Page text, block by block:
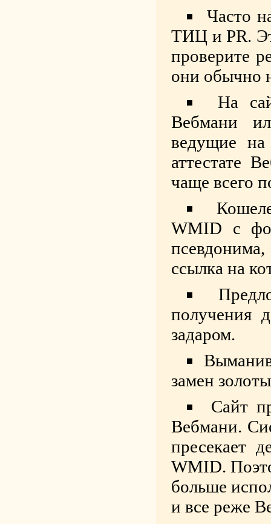
Часто
ТИЦ и PR.
проверите
они обычно
На
Вебмани
ведущие
аттестате
чаще всего
WMID с
ссылка на
получения
задаром.
замен
Сайт
Вебмани.
пресекает
WMID.
больше
и все реже